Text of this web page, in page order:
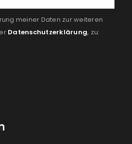
meiner Daten zur weiteren
Datenschutzerklärung, zu: